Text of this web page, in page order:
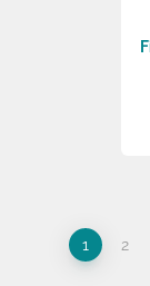
1 2